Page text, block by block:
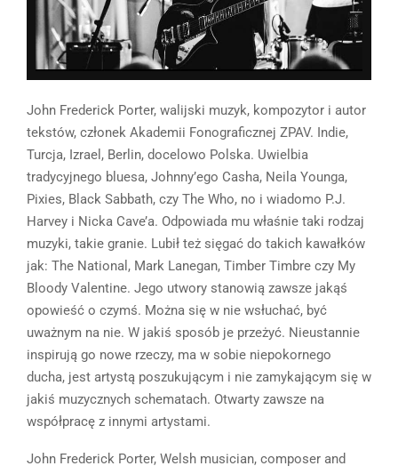
John Frederick Porter, walijski muzyk, kompozytor i autor
tekstów, członek Akademii Fonograficznej ZPAV. Indie,
Turcja, Izrael , Berlin, docelowo Polska. Uwielbia
tradycyjnego bluesa, Johnny’ego Casha, Neila Younga,
Pixies, Black Sabbath, czy The Who, no i wiadomo P.J.
Harvey i Nicka Cave’a. Odpowiada mu właśnie taki rodzaj
muzyki, takie granie. Lubił też sięgać do takich kawałków
jak: The National , Mark Lanegan, Timber Timbre czy My
Bloody Valentine. Jego utwory stanowią zawsze jakąś
opowieść o czymś. Można się w nie wsłuchać, być
uważnym na nie. W jakiś sposób je przeżyć. Nieustannie
inspirują go nowe rzeczy, ma w sobie niepokornego
ducha, jest artystą poszukującym i nie zamykającym się w
jakiś muzycznych schematach. Otwarty zawsze na
współpracę z innymi artystami.
John Frederick Porter, Welsh musician, composer and